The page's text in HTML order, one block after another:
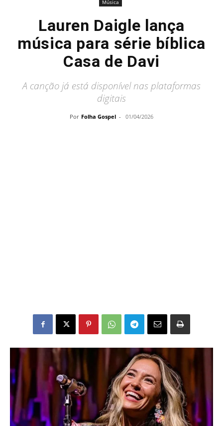
Música
Lauren Daigle lança
música para série bíblica
Casa de Davi
A canção já está disponível nas plataformas
digitais
Por Folha Gospel - 01/04/2026